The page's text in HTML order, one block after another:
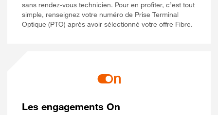
sans rendez-vous technicien. Pour en profiter, c’est tout
simple, renseignez votre numéro de Prise Terminal
Optique (PTO) après avoir sélectionné votre offre Fibre.
Les engagements On